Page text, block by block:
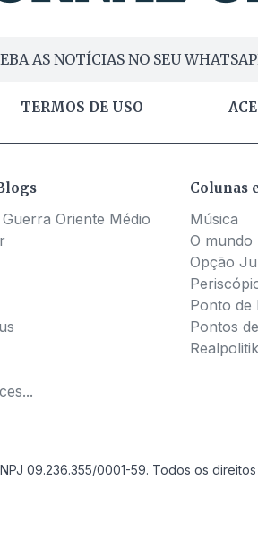
AS NOTÍCIAS NO SEU
TERMOS DE USO
Oriente Médio
Colunas
Música
O mundo
Opção
Ponto de
Pontos
Realpolitik
09.236.355/0001-59. Todos os